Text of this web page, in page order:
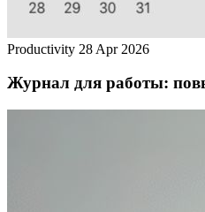
Productivity 28 Apr 2026
Журнал для работы: